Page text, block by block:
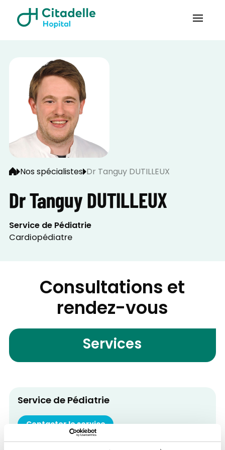
Nos spécialistes Dr Tanguy DUTILLEUX
Dr Tanguy DUTILLEUX
Service de Pédiatrie
Cardiopédiatre
Consultations et
rendez-vous
Services
Service de Pédiatrie
Contacter le service